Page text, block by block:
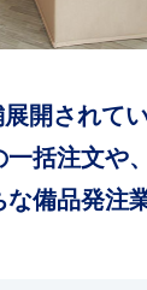
開されて
括注文や
備品発注